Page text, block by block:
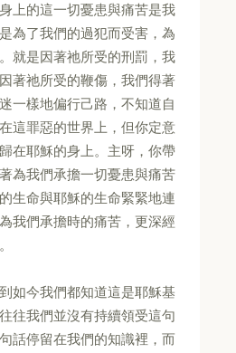
上的這一切憂患與痛苦是我
為了我們的過犯而受害，為
就是因著祂所受的刑罰，我
著祂所受的鞭傷，我們得著
一樣地偏行己路，不知道自
這罪惡的世界上，但你定意
在耶穌的身上。主呀，你帶
為我們承擔一切憂患與痛苦
生命與耶穌的生命緊緊地連
我們承擔時的痛苦，更深經
如今我們都知道這是耶穌基
往我們並沒有持續領受這句
話停留在我們的知識裡，而